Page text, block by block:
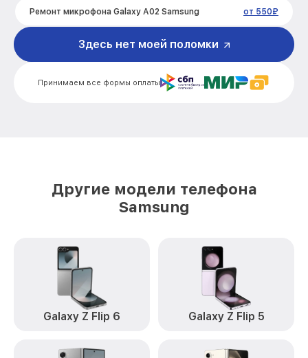
Ремонт микрофона Galaxy A02 Samsung от 550₽
Ремонт корпусных элементов Galaxy
A02 Samsung
Ремонт сим лотка Galaxy A02 Samsung от 600₽
Samsung
Замена корпуса Galaxy A02 Samsung
Samsung
Замена камеры Galaxy A02 Samsung
Замена USB порта Galaxy A02 Samsung от 500₽
Принимаем все формы оплаты
Здесь нет моей поломки
Другие модели телефона
Samsung
Galaxy Z Flip 6 Galaxy Z Flip 5